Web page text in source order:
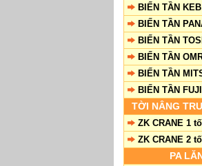
BIẾN TẦN KEB
BIẾN TẦN
BIẾN TẦN
BIẾN TẦN
BIẾN TẦN
BIẾN TẦN FUJI
TỜI NÂNG
ZK CRANE 1
ZK CRANE 2
PA